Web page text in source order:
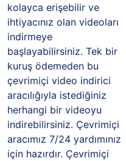
kolayca erişebilir ve
ihtiyacınız olan videoları
indirmeye
başlayabilirsiniz. Tek bir
kuruş ödemeden bu
çevrimiçi video indirici
aracılığıyla istediğiniz
herhangi bir videoyu
indirebilirsiniz. Çevrimiçi
aracımız 7/24 yardımınız
için hazırdır. Çevrimiçi